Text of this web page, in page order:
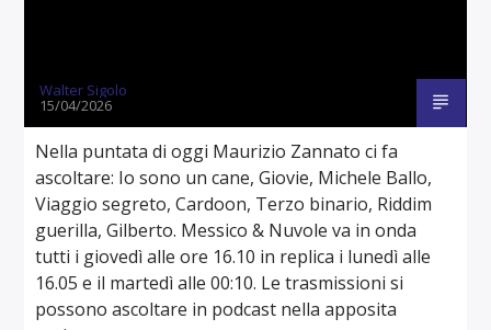
Walter Sigolo
15/04/2026
Nella puntata di oggi Maurizio Zannato ci fa
ascoltare: Io sono un cane, Giovie, Michele Ballo,
Viaggio segreto, Cardoon, Terzo binario, Riddim
guerilla, Gilberto. Messico & Nuvole va in onda
tutti i giovedì alle ore 16.10 in replica i lunedì alle
16.05 e il martedì alle 00:10. Le trasmissioni si
possono ascoltare in podcast nella apposita